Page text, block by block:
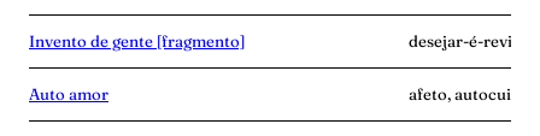
Invento de gente [fragmento] desejar-é-
Auto amor afeto,